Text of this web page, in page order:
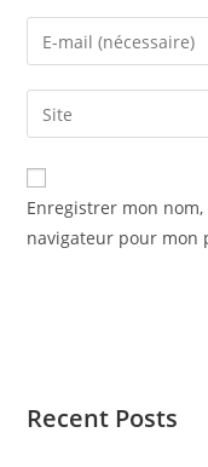
Enregistrer mon
navigateur pour mon
Recent Posts